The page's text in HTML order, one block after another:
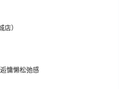
）
慵懒松弛感